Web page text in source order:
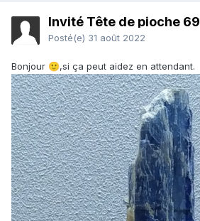
Invité Tête de pioche 69
Posté(e) 31 août 2022
Bonjour 🙂,si ça peut aidez en attendant.